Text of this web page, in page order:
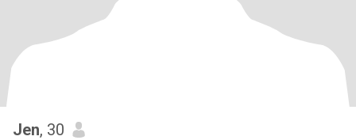
Jen, 30